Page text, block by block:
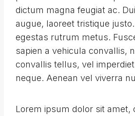
dictum magna feugiat ac.
augue, laoreet tristique
egestas rutrum metus.
sapien a vehicula convallis,
convallis tellus, vel
neque. Aenean vel viverra
Lorem ipsum dolor sit amet,